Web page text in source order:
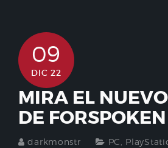
09
DIC 22
MIRA EL
DE FORSPOKEN
darkmonstr PC